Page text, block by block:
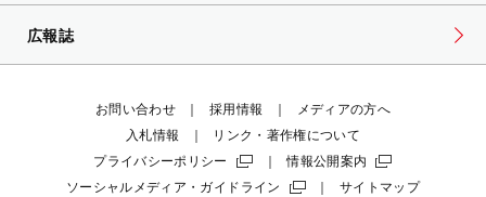
広報誌
お問い合わせ 採用情報
メディアの方へ
入札情報
リンク・著作権について
プライバシーポリシー
情報公開案内
ソーシャルメディア・ガイドライン
サイトマップ